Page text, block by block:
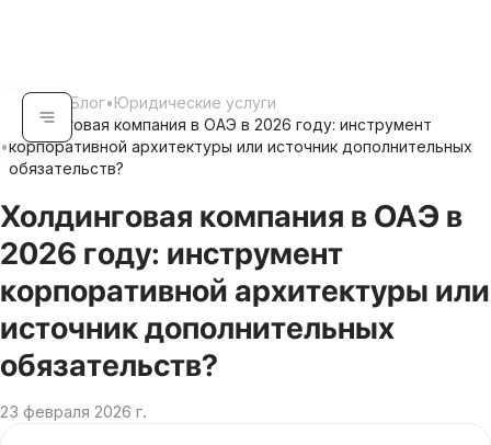
Главная •Блог•Юридические услуги
•
Холдинговая компания в ОАЭ в 2026 году: инструмент
корпоративной архитектуры или источник дополнительных
обязательств?
Холдинговая компания в ОАЭ в
2026 году: инструмент
корпоративной архитектуры или
источник дополнительных
обязательств?
23 февраля 2026 г.